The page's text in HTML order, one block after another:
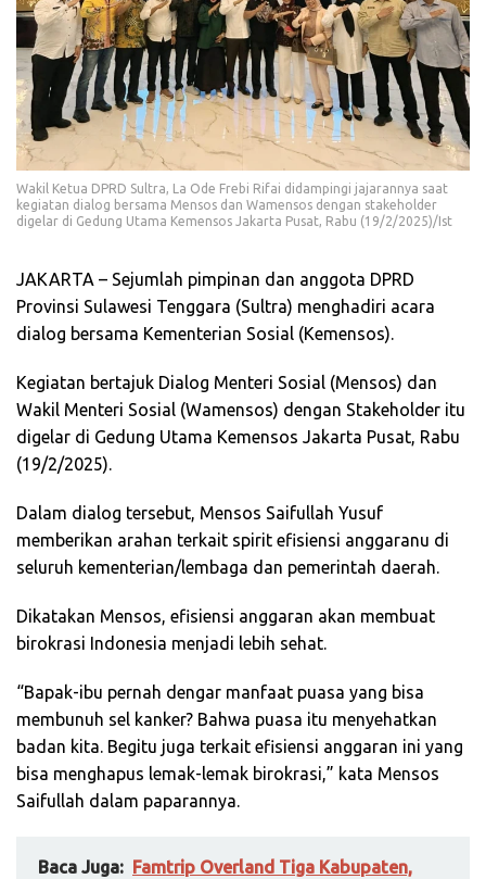
Wakil Ketua DPRD Sultra, La Ode Frebi Rifai didampingi jajarannya saat
kegiatan dialog bersama Mensos dan Wamensos dengan stakeholder
digelar di Gedung Utama Kemensos Jakarta Pusat, Rabu (19/2/2025)/Ist
JAKARTA – Sejumlah pimpinan dan anggota DPRD
Provinsi Sulawesi Tenggara (Sultra) menghadiri acara
dialog bersama Kementerian Sosial (Kemensos).
Kegiatan bertajuk Dialog Menteri Sosial (Mensos) dan
Wakil Menteri Sosial (Wamensos) dengan Stakeholder itu
digelar di Gedung Utama Kemensos Jakarta Pusat, Rabu
(19/2/2025).
Dalam dialog tersebut, Mensos Saifullah Yusuf
memberikan arahan terkait spirit efisiensi anggaranu di
seluruh kementerian/lembaga dan pemerintah daerah.
Dikatakan Mensos, efisiensi anggaran akan membuat
birokrasi Indonesia menjadi lebih sehat.
“Bapak-ibu pernah dengar manfaat puasa yang bisa
membunuh sel kanker? Bahwa puasa itu menyehatkan
badan kita. Begitu juga terkait efisiensi anggaran ini yang
bisa menghapus lemak-lemak birokrasi,” kata Mensos
Saifullah dalam paparannya.
Baca Juga:
Famtrip Overland Tiga Kabupaten,